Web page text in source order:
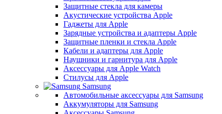
Защитные стекла для камеры
Акустические устройства Apple
Гаджеты для Apple
Зарядные устройства и адаптеры Apple
Защитные пленки и стекла Apple
Кабели и адаптеры для Apple
Наушники и гарнитура для Apple
Аксессуары для Apple Watch
Стилусы для Apple
Samsung
Автомобильные аксессуары для Samsung
Аккумуляторы для Samsung